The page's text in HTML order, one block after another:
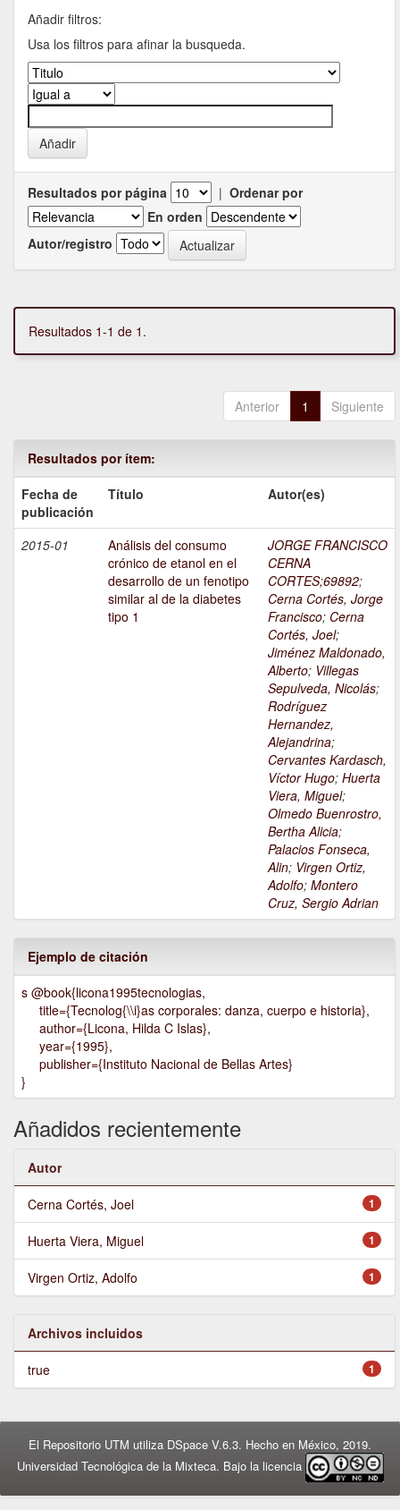
Añadir filtros:
Usa los filtros para afinar la busqueda.
Resultados por página | Ordenar por
En orden
Autor/registro
Resultados 1-1 de 1.
Anterior 1 Siguiente
Resultados por ítem:
Fecha de
publicación
Título Autor(es)
2015-01
Análisis del consumo
crónico de etanol en el
desarrollo de un fenotipo
similar al de la diabetes
tipo 1
JORGE FRANCISCO
CERNA
CORTES;69892;
Cerna Cortés, Jorge
Francisco; Cerna
Cortés, Joel;
Jiménez Maldonado,
Alberto; Villegas
Sepulveda, Nicolás;
Rodríguez
Hernandez,
Alejandrina;
Cervantes Kardasch,
Víctor Hugo; Huerta
Viera, Miguel;
Olmedo Buenrostro,
Bertha Alicia;
Palacios Fonseca,
Alin; Virgen Ortiz,
Adolfo; Montero
Cruz, Sergio Adrian
Ejemplo de citación
s @book{licona1995tecnologias,
title={Tecnolog{\\i}as corporales: danza, cuerpo e historia},
author={Licona, Hilda C Islas},
year={1995},
publisher={Instituto Nacional de Bellas Artes}
}
Añadidos recientemente
Autor
1
Cerna Cortés, Joel
1
Huerta Viera, Miguel
1
Virgen Ortiz, Adolfo
Archivos incluidos
1
true
El Repositorio UTM utiliza DSpace V.6.3. Hecho en México, 2019.
Universidad Tecnológica de la Mixteca. Bajo la licencia